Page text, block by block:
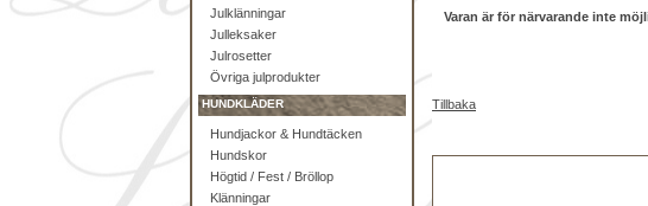
Julklänningar
Julleksaker
Julrosetter
Övriga julprodukter
HUNDKLÄDER
Hundjackor & Hundtäcken
Hundskor
Högtid / Fest / Bröllop
Klänningar
Varan är för närvarande inte
Tillbaka